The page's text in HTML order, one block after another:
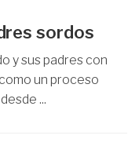
sordos
y sus padres con
un proceso
...